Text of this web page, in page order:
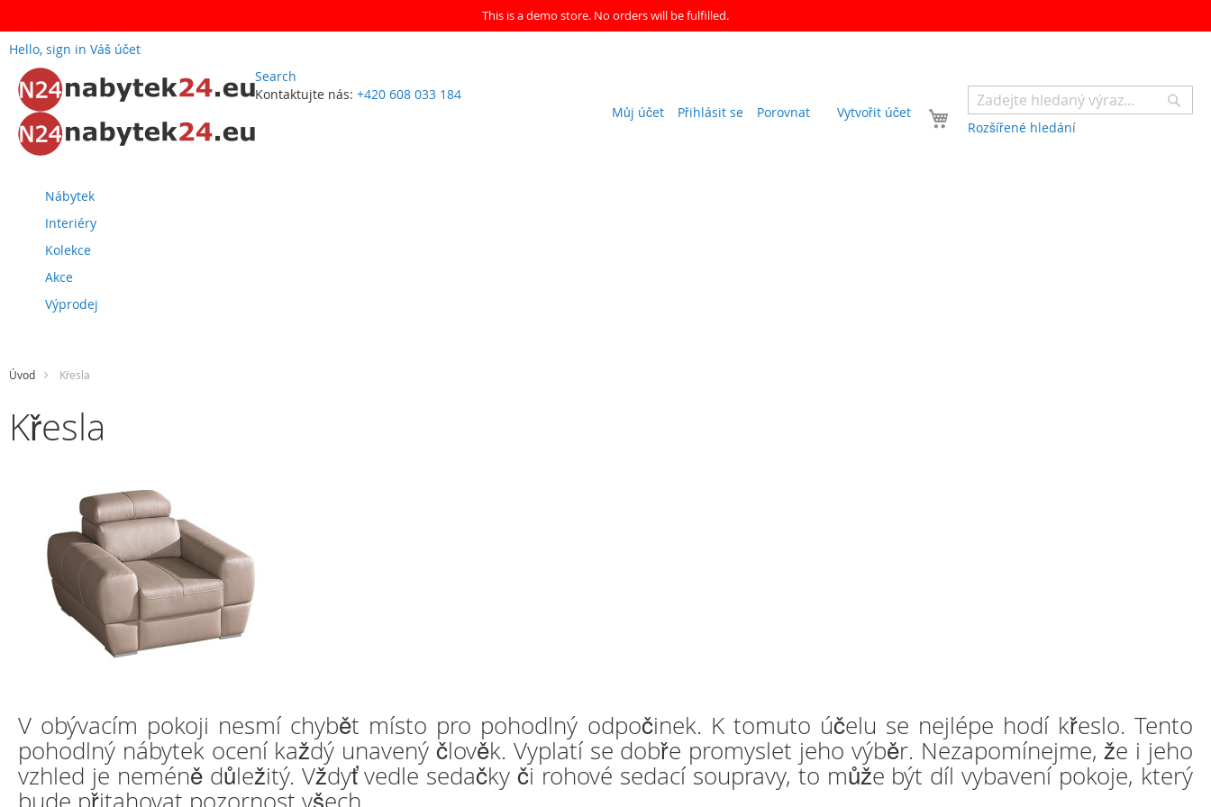
This is a demo store. No orders will be fulfilled.
Hello, sign in Váš účet
Search
Rozšířené hledání
Kontaktujte nás: +420 608 033 184
Váš košík
Můj účet Přihlásit se Porovnat Vytvořit účet
na
obsah
Nábytek
Interiéry
Kolekce
Akce
Výprodej
Úvod Křesla
Křesla
V obývacím pokoji nesmí chybět místo pro pohodlný odpočinek. K tomuto účelu se nejlépe hodí křeslo. Tento
pohodlný nábytek ocení každý unavený člověk. Vyplatí se dobře promyslet jeho výběr. Nezapomínejme, že i jeho
vzhled je neméně důležitý. Vždyť vedle sedačky či rohové sedací soupravy, to může být díl vybavení pokoje, který